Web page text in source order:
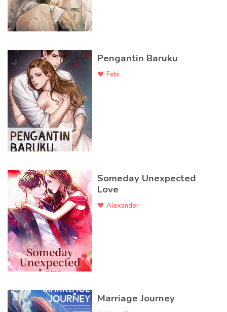
Pengantin Baruku
Febi
Someday Unexpected
Love
Alexander
Marriage Journey